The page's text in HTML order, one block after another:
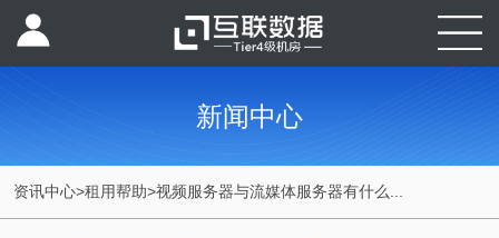
新闻中心
资讯中心>租用帮助>视频服务器与流媒体服务器有什么...